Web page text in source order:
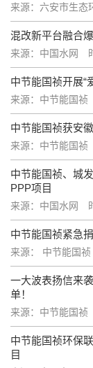
来源：六安市生态
混改新平台融合
来源：中国水网
中节能国祯开展“
来源：中节能国祯
中节能国祯获安
来源：中节能国祯
中节能国祯、城
PPP项目
来源：中国水网
中节能国祯紧急
来源： 中节能国祯
一大波表扬信来
单！
来源：中节能国祯
中节能国祯环保
目